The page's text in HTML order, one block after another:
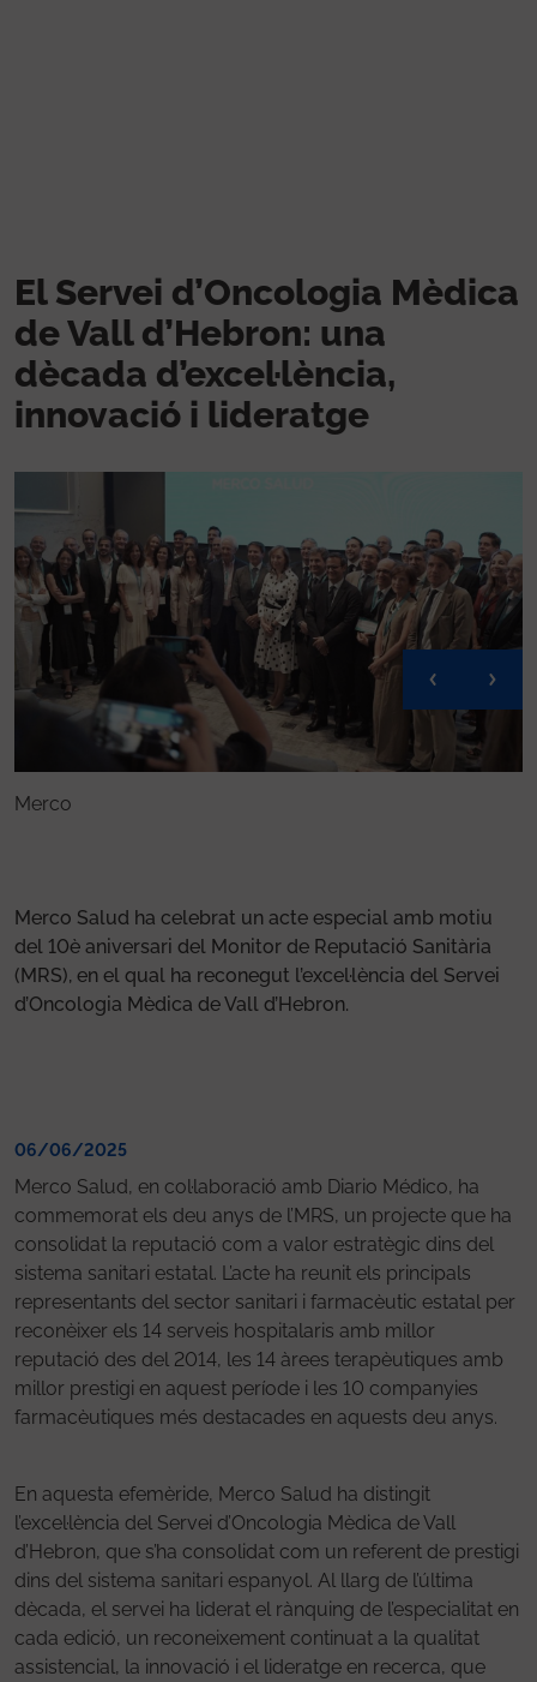
El Servei d’Oncologia Mèdica
de Vall d’Hebron: una
dècada d’excel·lència,
innovació i lideratge
Merco
Merco Salud ha celebrat un acte especial amb motiu
del 10è aniversari del Monitor de Reputació Sanitària
(MRS), en el qual ha reconegut l’excel·lència del Servei
d’Oncologia Mèdica de Vall d’Hebron.
06/06/2025
Merco Salud, en col·laboració amb Diario Médico, ha
commemorat els deu anys de l’MRS, un projecte que ha
consolidat la reputació com a valor estratègic dins del
sistema sanitari estatal. L’acte ha reunit els principals
representants del sector sanitari i farmacèutic estatal per
reconèixer els 14 serveis hospitalaris amb millor
reputació des del 2014, les 14 àrees terapèutiques amb
millor prestigi en aquest període i les 10 companyies
farmacèutiques més destacades en aquests deu anys.
En aquesta efemèride, Merco Salud ha distingit
l’excel·lència del Servei d’Oncologia Mèdica de Vall
d’Hebron, que s’ha consolidat com un referent de prestigi
dins del sistema sanitari espanyol. Al llarg de l’última
dècada, el servei ha liderat el rànquing de l’especialitat en
cada edició, un reconeixement continuat a la qualitat
assistencial, la innovació i el lideratge en recerca, que